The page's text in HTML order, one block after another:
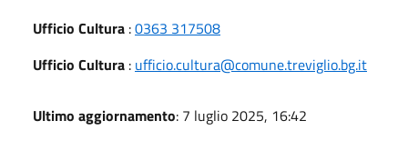
Ufficio Cultura :0363 317508
Ufficio Cultura : ufficio.cultura@comune.treviglio.bg.it
Ultimo aggiornamento: 7 luglio 2025, 16:42